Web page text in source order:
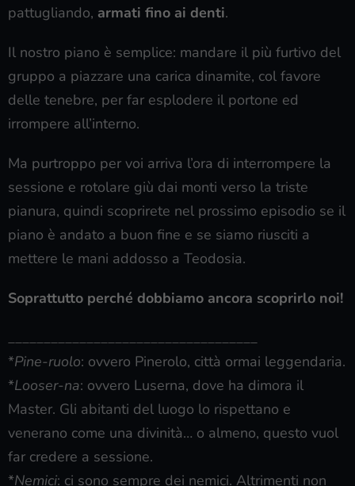
pattugliando, armati fino ai denti.
Il nostro piano è semplice: mandare il più furtivo del
gruppo a piazzare una carica dinamite, col favore
delle tenebre, per far esplodere il portone ed
irrompere all’interno.
Ma purtroppo per voi arriva l’ora di interrompere la
sessione e rotolare giù dai monti verso la triste
pianura, quindi scoprirete nel prossimo episodio se il
piano è andato a buon fine e se siamo riusciti a
mettere le mani addosso a Teodosia.
Soprattutto perché dobbiamo ancora scoprirlo noi!
___________________________________
*Pine-ruolo: ovvero Pinerolo, città ormai leggendaria.
*Looser-na: ovvero Luserna, dove ha dimora il
Master. Gli abitanti del luogo lo rispettano e
venerano come una divinità… o almeno, questo vuol
far credere a sessione.
*Nemici: ci sono sempre dei nemici. Altrimenti non